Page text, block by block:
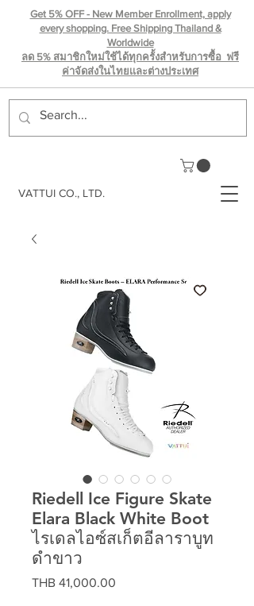
VATTUI CO., LTD.
Get 5% OFF - New Member Enrollment, apply
every shopping. Free Shipping Thailand &
Worldwide
ลด 5% สมาชิกใหม่ใช้ได้ทุกครั้งสำหรับการซื้อ ฟรี
ค่าจัดส่งในไทยเเละต่างประเทศ
Riedell Ice Figure Skate
Elara Black White Boot
ไรเดลไอซ์สเก็ตอีลาราบูท
ดำขาว
THB 41,000.00